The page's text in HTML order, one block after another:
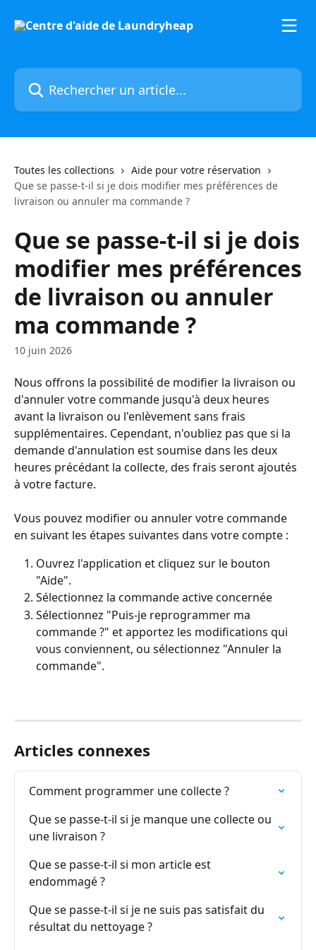
Rechercher un article...
Toutes les collections
Aide pour votre réservation
Que se passe-t-il si je dois modifier mes préférences de
livraison ou annuler ma commande ?
Que se passe-t-il si je dois
modifier mes préférences
de livraison ou annuler
ma commande ?
10 juin 2026
Nous offrons la possibilité de modifier la livraison ou
d'annuler votre commande jusqu'à deux heures
avant la livraison ou l'enlèvement sans frais
supplémentaires. Cependant, n'oubliez pas que si la
demande d'annulation est soumise dans les deux
heures précédant la collecte, des frais seront ajoutés
à votre facture.
Vous pouvez modifier ou annuler votre commande
en suivant les étapes suivantes dans votre compte :
Ouvrez l'application et cliquez sur le bouton
"Aide".
Sélectionnez la commande active concernée
Sélectionnez "Puis-je reprogrammer ma
commande ?" et apportez les modifications qui
vous conviennent, ou sélectionnez "Annuler la
commande".
Articles connexes
Comment programmer une collecte ?
Que se passe-t-il si je manque une collecte ou
une livraison ?
Que se passe-t-il si mon article est
endommagé ?
Que se passe-t-il si je ne suis pas satisfait du
résultat du nettoyage ?